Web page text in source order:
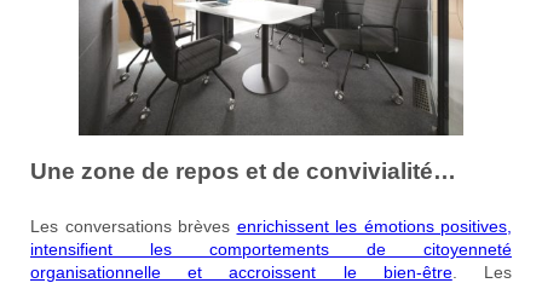
Une zone de repos et de convivialité…
Les conversations brèves enrichissent les émotions positives,
intensifient les comportements de citoyenneté
organisationnelle et accroissent le bien-être. Les